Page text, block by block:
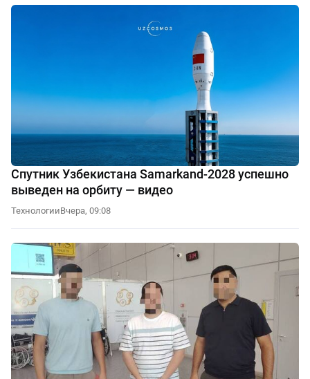
Спутник Узбекистана Samarkand-2028 успешно
выведен на орбиту — видео
ТехнологииВчера, 09:08